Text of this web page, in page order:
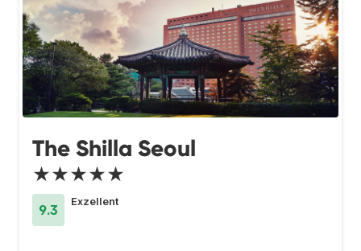
The Shilla Seoul
★★★★★
9.3
Exzellent